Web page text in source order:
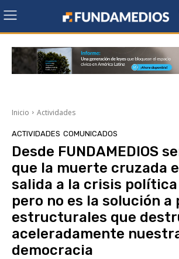
Inicio Actividades
ACTIVIDADES COMUNICADOS
Desde FUNDAMEDIOS
que la muerte cruzada
salida a la crisis
pero no es la solución a
estructurales que
aceleradamente
democracia